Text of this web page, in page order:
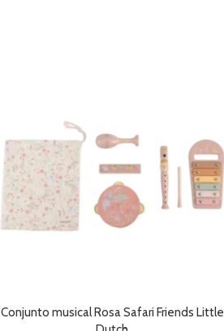
Conjunto musical Rosa Safari Friends Little